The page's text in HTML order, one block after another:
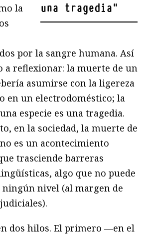
una tragedia"
la
por la sangre humana. Así
a reflexionar: la muerte de un
asumirse con la ligereza
en un electrodoméstico; la
especie es una tragedia.
en la sociedad, la muerte de
es un acontecimiento
trasciende barreras
algo que no puede
ningún nivel (al margen de
dos hilos. El primero —en el